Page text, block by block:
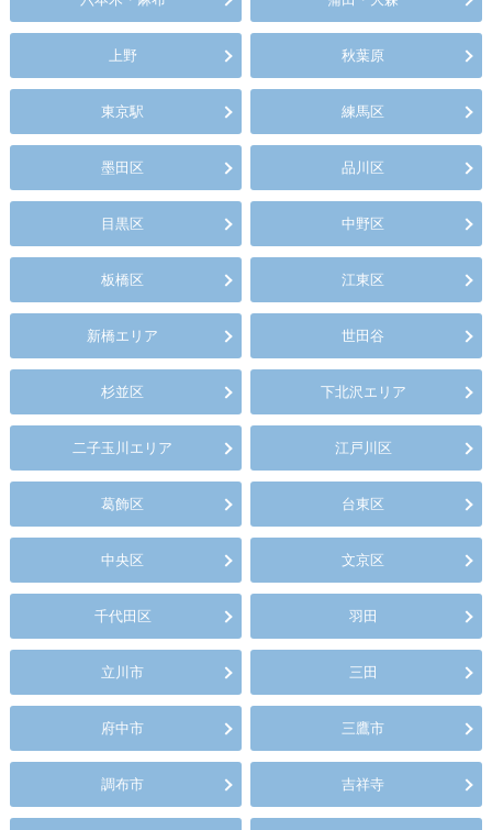
上野 秋葉原
東京駅 練馬区
墨田区 品川区
目黒区 中野区
板橋区 江東区
新橋エリア 世田谷
杉並区 下北沢エリア
二子玉川エリア 江戸川区
葛飾区 台東区
中央区 文京区
千代田区 羽田
立川市 三田
府中市 三鷹市
調布市 吉祥寺